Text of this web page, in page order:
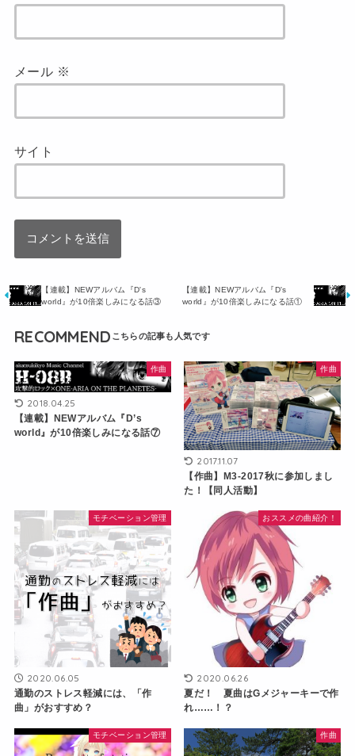
メール ※
サイト
【連載】NEWアルバム『D's
world』が10倍楽しみになる話③
【連載】NEWアルバム『D's
world』が10倍楽しみになる話①
RECOMMEND
作曲
2018.04.25
【連載】NEWアルバム『D’s
world』が10倍楽しみになる話⑦
作曲
2017.11.07
【作曲】M3-2017秋に参加しまし
た！【同人活動】
モチベーション管理
2020.06.05
通勤のストレス軽減には、「作
曲」がおすすめ？
おススメの曲紹介！
2020.06.26
夏だ！ 夏曲はGメジャーキーで作
れ……！？
モチベーション管理 作曲